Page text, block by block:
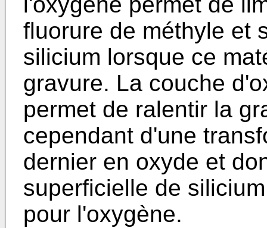
fluorure de méthyle et
silicium lorsque ce
gravure. La couche
permet de ralentir la
cependant d'une
dernier en oxyde et
superficielle de
pour l'oxygène.